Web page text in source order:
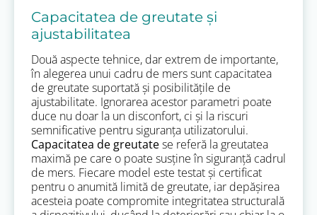
Capacitatea de greutate și
ajustabilitatea
Două aspecte tehnice, dar extrem de importante,
în alegerea unui cadru de mers sunt capacitatea
de greutate suportată și posibilitățile de
ajustabilitate. Ignorarea acestor parametri poate
duce nu doar la un disconfort, ci și la riscuri
semnificative pentru siguranța utilizatorului.
Capacitatea de greutatese referă la greutatea
maximă pe care o poate susține în siguranță cadrul
de mers. Fiecare model este testat și certificat
pentru o anumită limită de greutate, iar depășirea
acesteia poate compromite integritatea structurală